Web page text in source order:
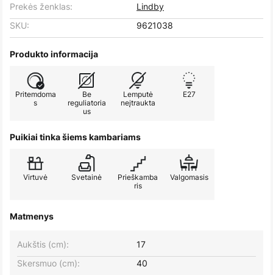
Prekės ženklas:
Lindby
SKU:
9621038
Produkto informacija
Pritemdoma
s
Be
reguliatoria
us
Lemputė
neįtraukta
E27
Puikiai tinka šiems kambariams
Virtuvė Svetainė
Prieškamba
ris
Valgomasis
Matmenys
Aukštis (cm):
17
Skersmuo (cm):
40